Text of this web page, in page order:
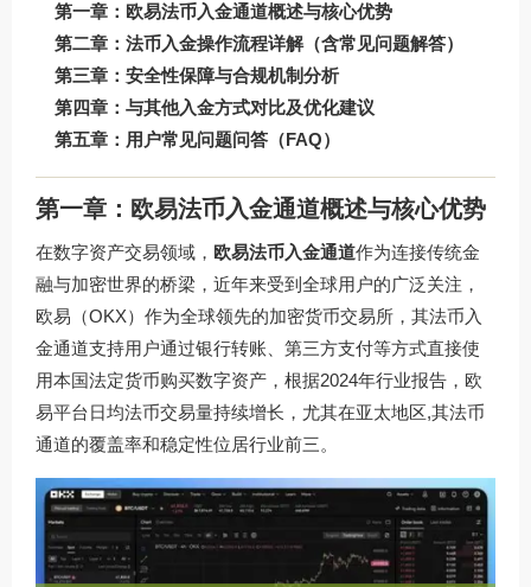
第一章：欧易法币入金通道概述与核心优势
第二章：法币入金操作流程详解（含常见问题解答）
第三章：安全性保障与合规机制分析
第四章：与其他入金方式对比及优化建议
第五章：用户常见问题问答（FAQ）
第一章：欧易法币入金通道概述与核心优势
在数字资产交易领域， 欧易法币入金通道作为连接传统金
融与加密世界的桥梁，近年来受到全球用户的广泛关注，
欧易（OKX）作为全球领先的加密货币交易所，其法币入
金通道支持用户通过银行转账、第三方支付等方式直接使
用本国法定货币购买数字资产，根据2024年行业报告，欧
易平台日均法币交易量持续增长，尤其在亚太地区,其法币
通道的覆盖率和稳定性位居行业前三。